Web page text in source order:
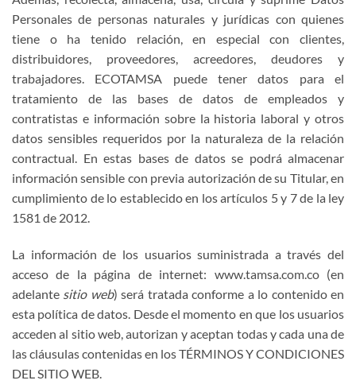
Personales de personas naturales y jurídicas con quienes
tiene o ha tenido relación, en especial con clientes,
distribuidores, proveedores, acreedores, deudores y
trabajadores. ECOTAMSA puede tener datos para el
tratamiento de las bases de datos de empleados y
contratistas e información sobre la historia laboral y otros
datos sensibles requeridos por la naturaleza de la relación
contractual. En estas bases de datos se podrá almacenar
información sensible con previa autorización de su Titular, en
cumplimiento de lo establecido en los artículos 5 y 7 de la ley
1581 de 2012.
La información de los usuarios suministrada a través del
acceso de la página de internet: www.tamsa.com.co(en
adelante sitio web) será tratada conforme a lo contenido en
esta política de datos. Desde el momento en que los usuarios
acceden al sitio web, autorizan y aceptan todas y cada una de
las cláusulas contenidas en los TÉRMINOS Y CONDICIONES
DEL SITIO WEB.